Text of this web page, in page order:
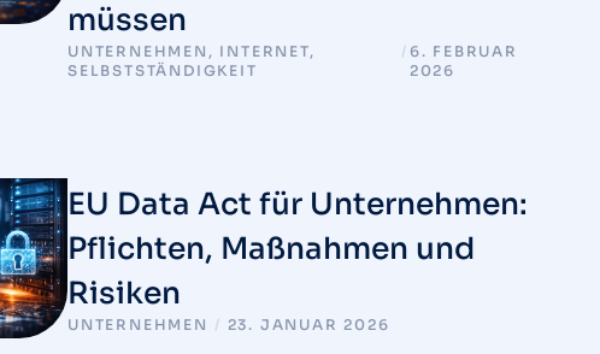
müssen
UNTERNEHMEN , INTERNET,
SELBSTSTÄNDIGKEIT
/ 6. FEBRUAR
2026
EU Data Act für Unternehmen:
Pflichten, Maßnahmen und
Risiken
UNTERNEHMEN / 23. JANUAR 2026